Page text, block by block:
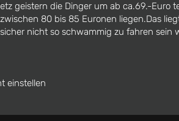
geistern die Dinger um ab ca.69.-Euro
80 bis 85 Euronen liegen.Das
nicht so schwammig zu fahren sein
einstellen